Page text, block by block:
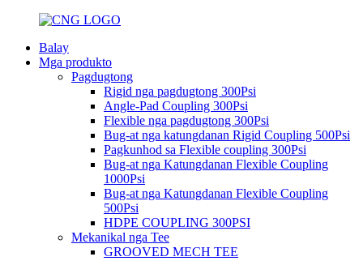
Balay
Mga produkto
Pagdugtong
Rigid nga pagdugtong 300Psi
Angle-Pad Coupling 300Psi
Flexible nga pagdugtong 300Psi
Bug-at nga katungdanan Rigid Coupling 500Psi
Pagkunhod sa Flexible coupling 300Psi
Bug-at nga Katungdanan Flexible Coupling
1000Psi
Bug-at nga Katungdanan Flexible Coupling
500Psi
HDPE COUPLING 300PSI
Mekanikal nga Tee
GROOVED MECH TEE